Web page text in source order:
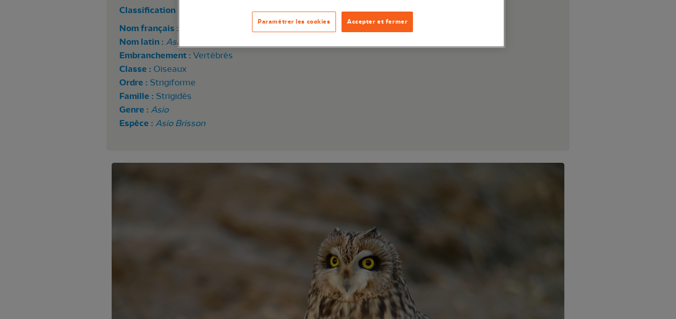
Classification
Nom français :
Nom latin : Asio flammeus
Embranchement : Vertébrés
Classe : Oiseaux
Ordre : Strigiforme
Famille : Strigidés
Genre : Asio
Espèce : Asio Brisson
Accepter et fermer
Paramétrer les cookies